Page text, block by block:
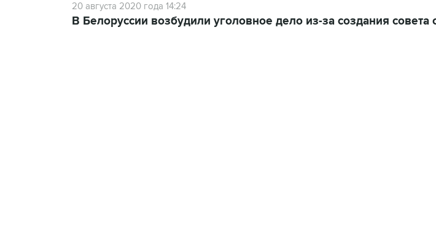
20 августа 2020 года 14:24
В Белоруссии возбудили уголовное дело из-за создания совета